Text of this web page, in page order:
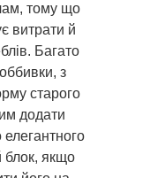
тому що
витрати й
Багато
з
старого
додати
блок, якщо